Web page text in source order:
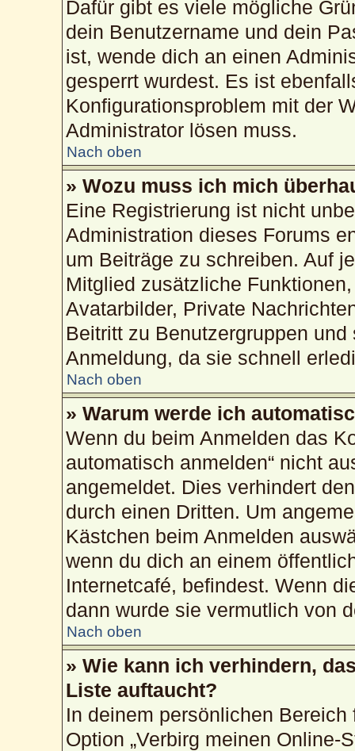
Dafür gibt es viele mögliche
dein Benutzername und dein
ist, wende dich an einen
gesperrt wurdest. Es ist
Konfigurationsproblem mit der
Administrator lösen muss.
Nach oben
» Wozu muss ich mich
Eine Registrierung ist nicht
Administration dieses Forums
um Beiträge zu schreiben. Auf
Mitglied zusätzliche
Avatarbilder, Private
Beitritt zu Benutzergruppen
Anmeldung, da sie schnell
Nach oben
» Warum werde ich
Wenn du beim Anmelden das
automatisch anmelden“ nicht
angemeldet. Dies verhindert
durch einen Dritten. Um
Kästchen beim Anmelden
wenn du dich an einem
Internetcafé, befindest. Wenn
dann wurde sie vermutlich von
Nach oben
» Wie kann ich verhindern,
Liste auftaucht?
In deinem persönlichen
Option „Verbirg meinen Online-